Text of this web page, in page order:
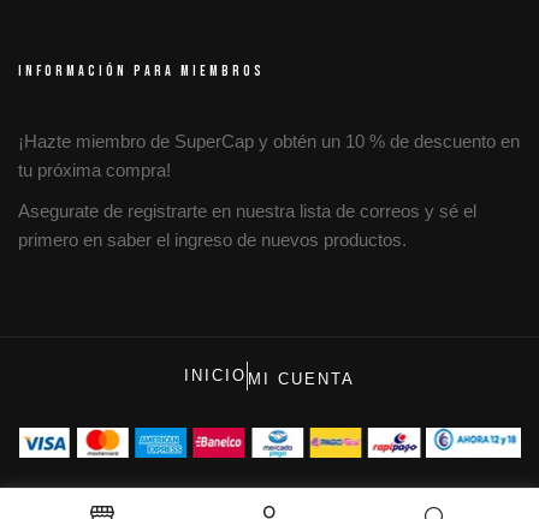
INFORMACIÓN PARA MIEMBROS
¡Hazte miembro de SuperCap y obtén un 10 % de descuento en
tu próxima compra!
Asegurate de registrarte en nuestra lista de correos y sé el
primero en saber el ingreso de nuevos productos.
INICIO MI CUENTA